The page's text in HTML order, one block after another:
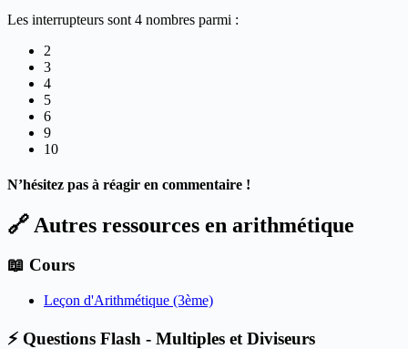
Les interrupteurs sont 4 nombres parmi :
2
3
4
5
6
9
10
N’hésitez pas à réagir en commentaire !
🔗 Autres ressources en arithmétique
📖 Cours
Leçon d'Arithmétique (3ème)
⚡ Questions Flash - Multiples et Diviseurs